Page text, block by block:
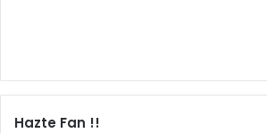
Hazte Fan !!